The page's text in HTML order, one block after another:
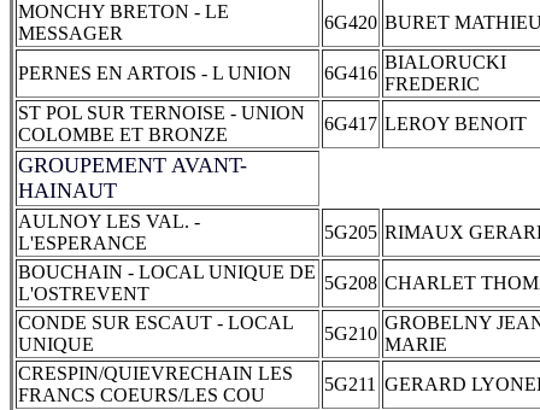
MONCHY BRETON - LE
MESSAGER
6G420 BURET
PERNES EN ARTOIS - L UNION 6G416
BIALORUCKI
FREDERIC
ST POL SUR TERNOISE - UNION
COLOMBE ET BRONZE
6G417 LEROY BENOIT
GROUPEMENT AVANT-
HAINAUT
AULNOY LES VAL. -
L'ESPERANCE
5G205 RIMAUX
BOUCHAIN - LOCAL UNIQUE DE
L'OSTREVENT
5G208 CHARLET
CONDE SUR ESCAUT - LOCAL
UNIQUE
5G210
GROBELNY
MARIE
CRESPIN/QUIEVRECHAIN LES
FRANCS COEURS/LES COU
5G211 GERARD